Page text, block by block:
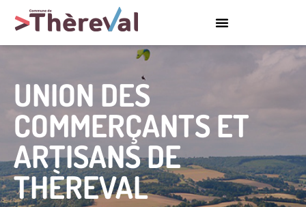
UNION DES
COMMERÇANTS ET
ARTISANS DE
THÈREVAL